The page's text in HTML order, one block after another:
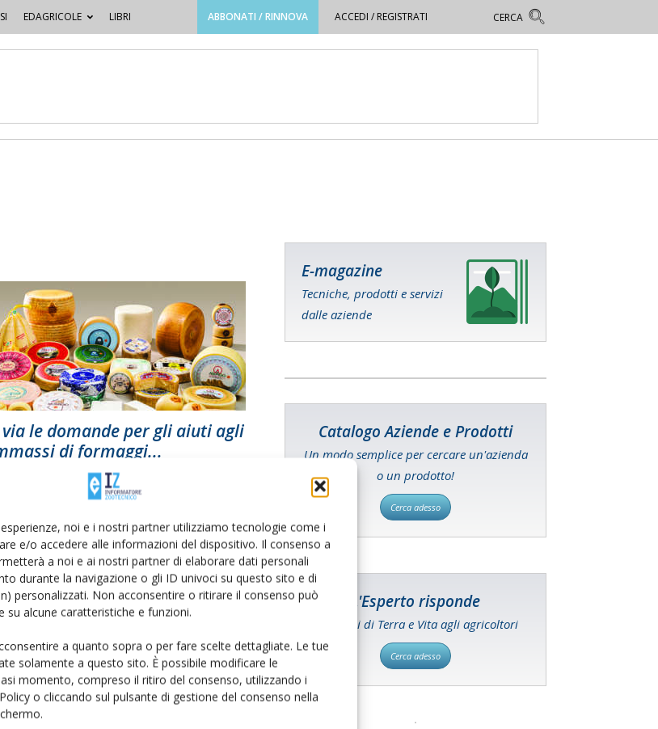
noi e i nostri partner utilizziamo tecnologie come i
e/o accedere alle informazioni del dispositivo. Il consenso a
a noi e ai nostri partner di elaborare dati personali
durante la navigazione o gli ID univoci su questo sito e di
personalizzati. Non acconsentire o ritirare il consenso può
su alcune caratteristiche e funzioni.
a quanto sopra o per fare scelte dettagliate. Le tue
solamente a questo sito. È possibile modificare le
momento, compreso il ritiro del consenso, utilizzando i
o cliccando sul pulsante di gestione del consenso nella
EDAGRICOLE LIBRI ABBONATI / RINNOVA ACCEDI / REGISTRATI
le domande per gli aiuti agli
di formaggi...
6 Maggio 2020
E-magazine
Tecniche, prodotti e servizi
dalle aziende
Catalogo Aziende e Prodotti
Un modo semplice per cercare un'azienda
o un prodotto!
Cerca adesso
L'Esperto risponde
I consigli di Terra e Vita agli agricoltori
Cerca adesso